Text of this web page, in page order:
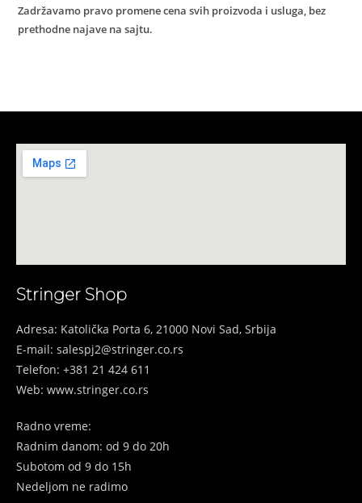
Zadržavamo pravo promene cena svih proizvoda i usluga, bez
prethodne najave na sajtu.
Stringer Shop
Adresa: Katolička Porta 6, 21000 Novi Sad, Srbija
E-mail: salespj2@stringer.co.rs
Telefon: +381 21 424 611
Web: www.stringer.co.rs
Radno vreme:
Radnim danom: od 9 do 20h
Subotom od 9 do 15h
Nedeljom ne radimo